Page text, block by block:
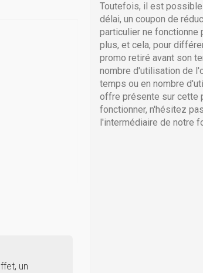
un
Toutefois, il est
délai, un coupon de
particulier ne fonctionne
plus, et cela, pour
promo retiré avant son
nombre d'utilisation de
temps ou en nombre
offre présente sur cette
fonctionner, n'hésitez
l'intermédiaire de notre